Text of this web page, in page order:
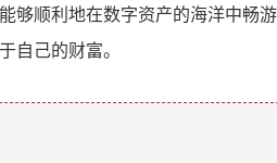
够顺利地在数字资产的海洋中畅
自己的财富。